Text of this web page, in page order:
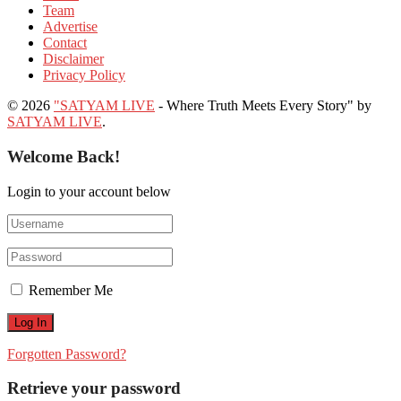
Team
Advertise
Contact
Disclaimer
Privacy Policy
© 2026 "SATYAM LIVE - Where Truth Meets Every Story" by
SATYAM LIVE.
Welcome Back!
Login to your account below
Remember Me
Forgotten Password?
Retrieve your password